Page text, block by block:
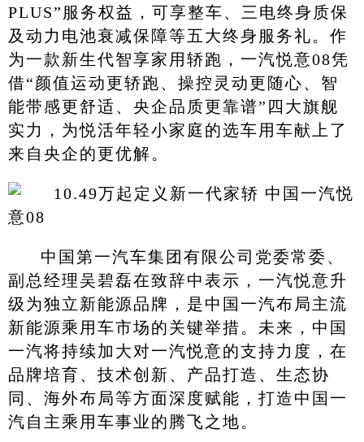
PLUS”服务权益，可享整车、三电终身质保
及动力电池衰减保障等五大终身服务礼。作
为一款新生代智享家用轿跑，一汽悦意08凭
借“颜值运动更轿跑、操控灵动更随心、智
能带感更舒适、央企品质更靠谱”四大旗舰
实力，为悦活年轻小家庭的选车用车献上了
来自央企的更优解。
中国第一汽车集团有限公司党委常委、
副总经理吴碧磊在致辞中表示，一汽悦意升
级为独立新能源品牌，是中国一汽布局主流
新能源乘用车市场的关键举措。未来，中国
一汽将持续加大对一汽悦意的支持力度，在
品牌培育、技术创新、产品打造、生态协
同、海外布局等方面深度赋能，打造中国一
汽自主乘用车事业的腾飞之地。